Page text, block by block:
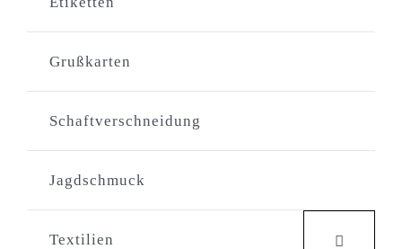
Grußkarten
Schaftverschneidung
Jagdschmuck
Textilien